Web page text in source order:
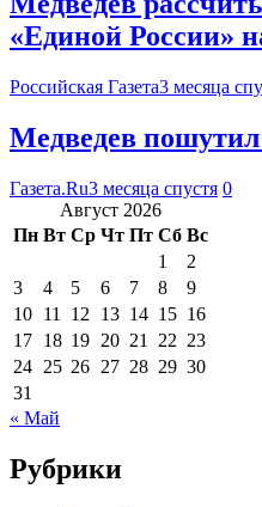
«Единой России»
Российская Газета3 месяца
Медведев пошутил
Газета.Ru3 месяца спустя 0
Август 2026
Пн Вт Ср Чт Пт Сб Вс
1
2
3
4 5 6 7 8
9
10 11 12 13 14 15 16
17 18 19 20 21 22 23
24 25 26 27 28 29 30
31
« Май
Рубрики